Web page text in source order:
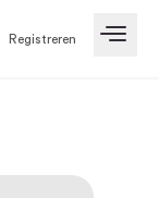
Registreren